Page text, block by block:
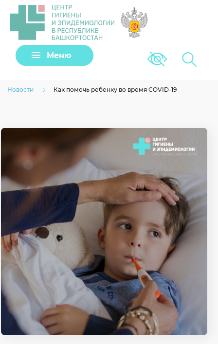
Меню Версия для
Новости Как помочь ребенку во время COVID-19
Задать вопрос
Клещи
Загрузить файл
Согласие на обработку личных данных
Введите слово с картинки :